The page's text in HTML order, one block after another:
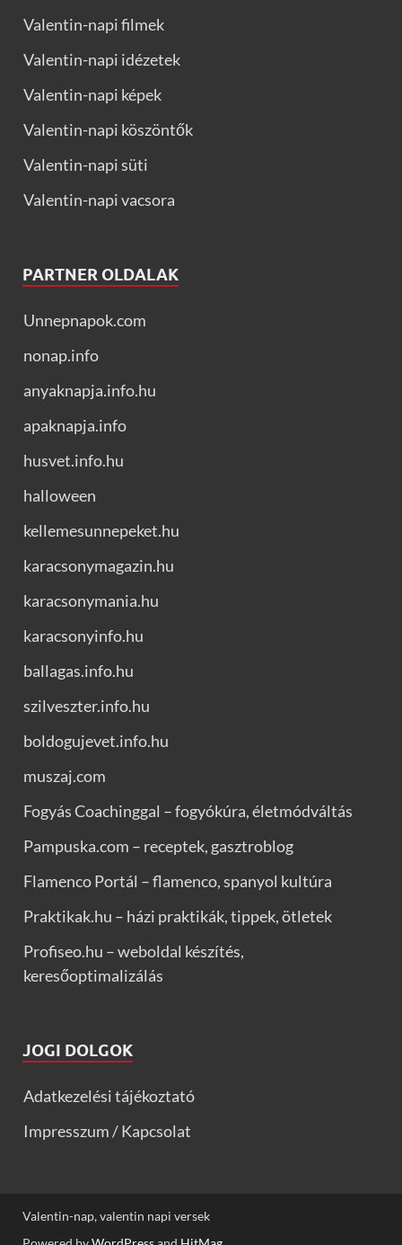
Valentin-napi filmek
Valentin-napi idézetek
Valentin-napi képek
Valentin-napi köszöntők
Valentin-napi süti
Valentin-napi vacsora
PARTNER OLDALAK
Unnepnapok.com
nonap.info
anyaknapja.info.hu
apaknapja.info
husvet.info.hu
halloween
kellemesunnepeket.hu
karacsonymagazin.hu
karacsonymania.hu
karacsonyinfo.hu
ballagas.info.hu
szilveszter.info.hu
boldogujevet.info.hu
muszaj.com
Fogyás Coachinggal – fogyókúra, életmódváltás
Pampuska.com – receptek, gasztroblog
Flamenco Portál – flamenco, spanyol kultúra
Praktikak.hu – házi praktikák, tippek, ötletek
Profiseo.hu – weboldal készítés,
keresőoptimalizálás
JOGI DOLGOK
Adatkezelési tájékoztató
Impresszum / Kapcsolat
Valentin-nap, valentin napi versek